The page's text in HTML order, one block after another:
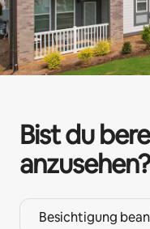
Bist du
anzusehen?
Besichtigung